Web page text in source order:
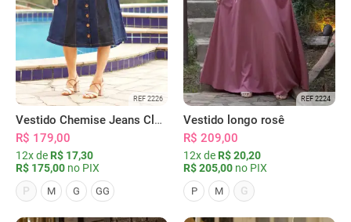
REF 2226
Vestido Chemise Jeans Clássica Serena
R$ 179,00
12x de R$ 17,30
R$ 175,00 no PIX
P
M G GG
REF 2224
Vestido longo rosê
R$ 209,00
12x de R$ 20,20
R$ 205,00 no PIX
P M G